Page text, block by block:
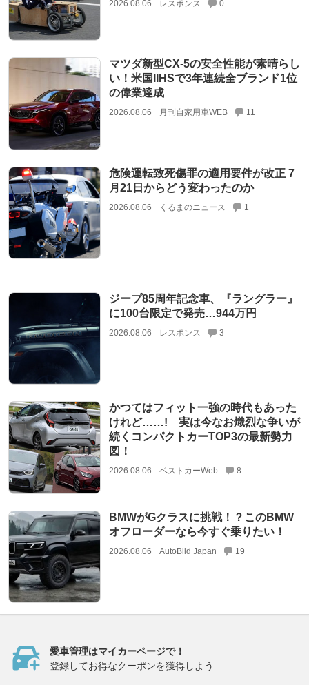
2026.08.06 レスポンス 0
マツダ新型CX-5の安全性能が素晴らし
い！米国IIHSで3年連続全ブランド1位
の偉業達成
2026.08.06 月刊自家用車WEB 11
危険運転致死傷罪の適用要件が改正 7
月21日からどう変わったのか
2026.08.06 くるまのニュース 1
ジープ85周年記念車、『ラングラー』
に100台限定で発売…944万円
2026.08.06 レスポンス 3
かつてはフィット一強の時代もあった
けれど……! 実は今なお熾烈な争いが
続くコンパクトカーTOP3の最新勢力
図！
2026.08.06 ベストカーWeb 8
BMWがGクラスに挑戦！？このBMW
オフローダーなら今すぐ乗りたい！
2026.08.06 AutoBild Japan 19
愛車管理はマイカーページで！
登録してお得なクーポンを獲得しよう